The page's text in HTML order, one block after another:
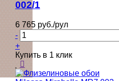
002/1
6 765 руб./рул
-
+
Купить в 1 клик